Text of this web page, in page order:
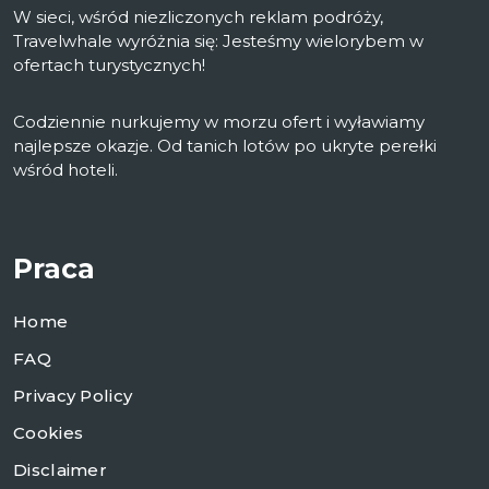
W sieci, wśród niezliczonych reklam podróży,
Travelwhale wyróżnia się: Jesteśmy wielorybem w
ofertach turystycznych!
Codziennie nurkujemy w morzu ofert i wyławiamy
najlepsze okazje. Od tanich lotów po ukryte perełki
wśród hoteli.
Praca
Home
FAQ
Privacy Policy
Cookies
Disclaimer